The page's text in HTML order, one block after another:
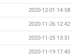
2020-12-01 14:58
2020-11-26 12:42
2020-11-25 13:51
2020-11-19 17:40